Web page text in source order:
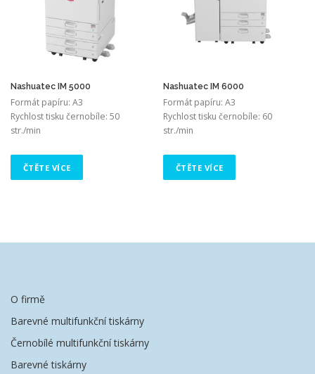
Nashuatec IM 5000
Formát papíru: A3
Rychlost tisku černobíle: 50
str./min
ČTĚTE VÍCE
Nashuatec IM 6000
Formát papíru: A3
Rychlost tisku černobíle: 60
str./min
ČTĚTE VÍCE
O firmě
Barevné multifunkční tiskárny
Černobílé multifunkční tiskárny
Barevné tiskárny